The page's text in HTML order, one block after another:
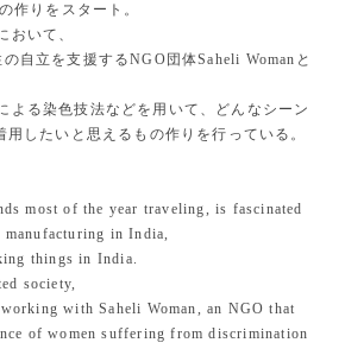
作りをスタート。
おいて、
自立を支援するNGO団体Saheli Womanと
よる染色技法などを用いて、どんなシーン
したいと思えるもの作りを行っている。
most of the year traveling, is fascinated
manufacturing in India,
things in India.
society,
with Saheli Woman, an NGO that
of women suffering from discrimination